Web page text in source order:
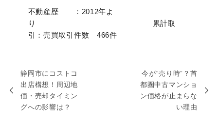
不動産歴 ：2012年よ
り 累計取
引：売買取引件数 466件
静岡市にコストコ
出店構想！周辺地
価・売却タイミン
グへの影響は？
今が“売り時”？首
都圏中古マンショ
ン価格が止まらな
い理由